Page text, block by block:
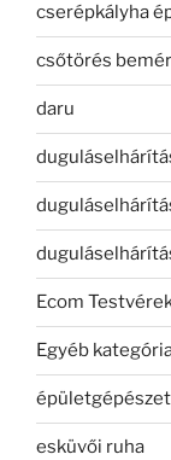
cserépkályha
csőtörés
daru
Ecom
Egyéb
esküvői ruha